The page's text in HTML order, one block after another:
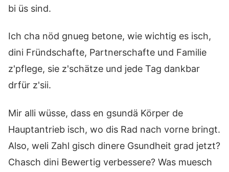
bi üs sind.
Ich cha nöd gnueg betone, wie wichtig es isch,
dini Fründschafte, Partnerschafte und Familie
z'pflege, sie z'schätze und jede Tag dankbar
drfür z'sii.
Mir alli wüsse, dass en gsundä Körper de
Hauptantrieb isch, wo dis Rad nach vorne bringt.
Also, weli Zahl gisch dinere Gsundheit grad jetzt?
Chasch dini Bewertig verbessere? Was muesch